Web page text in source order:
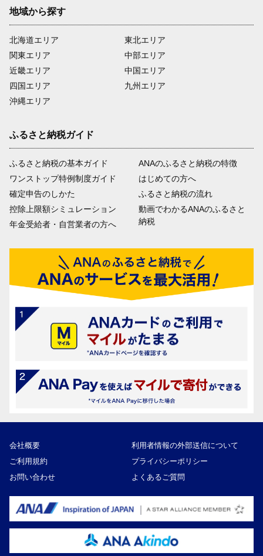
地域から探す
北海道エリア
関東エリア
近畿エリア
四国エリア
沖縄エリア
東北エリア
中部エリア
中国エリア
九州エリア
ふるさと納税ガイド
ふるさと納税の基本ガイド
ワンストップ特例制度ガイド
確定申告のしかた
控除上限額シミュレーション
年金受給者・自営業者の方へ
ANAのふるさと納税の特徴
はじめての方へ
ふるさと納税の流れ
動画でわかるANAのふるさと
納税
会社概要
利用者情報の外部送信について
ご利用規約
プライバシーポリシー
お問い合わせ
よくあるご質問